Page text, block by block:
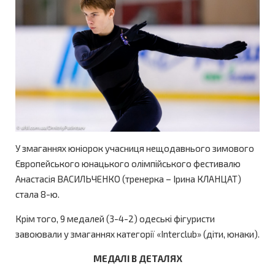
У змаганнях юніорок учасниця нещодавнього зимового
Європейського юнацького олімпійського фестивалю
Анастасія ВАСИЛЬЧЕНКО (тренерка – Ірина КЛАНЦАТ)
стала 8-ю.
Крім того, 9 медалей (3-4-2) одеські фігуристи
завоювали у змаганнях категорії «Interclub» (діти, юнаки).
МЕДАЛІ В ДЕТАЛЯХ